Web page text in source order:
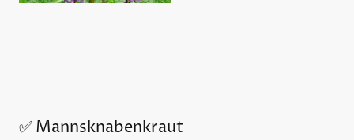
✅ Mannsknabenkraut